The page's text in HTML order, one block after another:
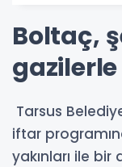
Boltaç,
Tarsus
iftar
yakınları ile